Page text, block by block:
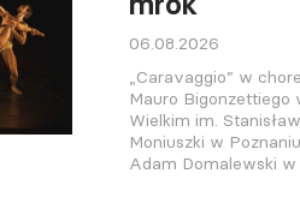
06.08.2026
„Caravaggio” w
Mauro Bigonzettiego
Wielkim im.
Moniuszki w
Adam Domalewski w